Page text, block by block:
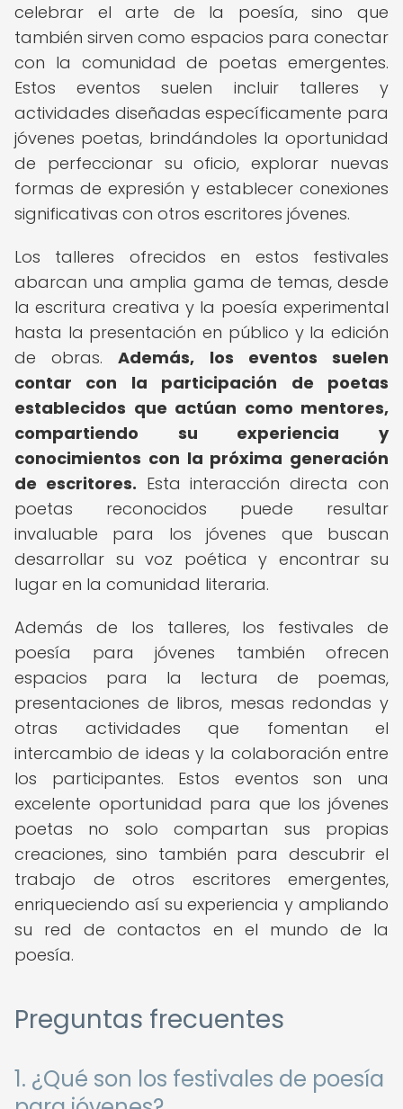
celebrar el arte de la poesía, sino que
también sirven como espacios para conectar
con la comunidad de poetas emergentes.
Estos eventos suelen incluir talleres y
actividades diseñadas específicamente para
jóvenes poetas, brindándoles la oportunidad
de perfeccionar su oficio, explorar nuevas
formas de expresión y establecer conexiones
significativas con otros escritores jóvenes.
Los talleres ofrecidos en estos festivales
abarcan una amplia gama de temas, desde
la escritura creativa y la poesía experimental
hasta la presentación en público y la edición
de obras.Además, los eventos suelen
contar con la participación de poetas
establecidos que actúan como mentores,
compartiendo su experiencia y
conocimientos con la próxima generación
de escritores. Esta interacción directa con
poetas reconocidos puede resultar
invaluable para los jóvenes que buscan
desarrollar su voz poética y encontrar su
lugar en la comunidad literaria.
Además de los talleres, los festivales de
poesía para jóvenes también ofrecen
espacios para la lectura de poemas,
presentaciones de libros, mesas redondas y
otras actividades que fomentan el
intercambio de ideas y la colaboración entre
los participantes. Estos eventos son una
excelente oportunidad para que los jóvenes
poetas no solo compartan sus propias
creaciones, sino también para descubrir el
trabajo de otros escritores emergentes,
enriqueciendo así su experiencia y ampliando
su red de contactos en el mundo de la
poesía.
Preguntas frecuentes
1. ¿Qué son los festivales de poesía